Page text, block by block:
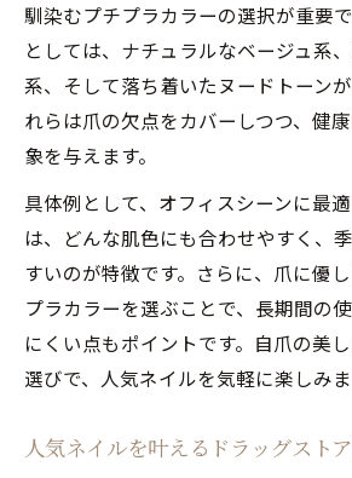
馴染むプチプラカラーの選択が重要
としては、ナチュラルなベージュ系
系、そして落ち着いたヌードトーン
れらは爪の欠点をカバーしつつ、健
象を与えます。
具体例として、オフィスシーンに最
は、どんな肌色にも合わせやすく、
すいのが特徴です。さらに、爪に優
プラカラーを選ぶことで、長期間の
にくい点もポイントです。自爪の美
選びで、人気ネイルを気軽に楽しみま
人気ネイルを叶えるドラッグスト